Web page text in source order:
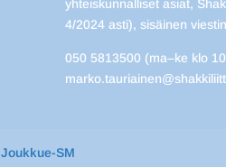
yhteiskunnalliset asiat,
4/2024 asti), sisäinen
050 5813500 (ma–ke klo
Joukkue-SM